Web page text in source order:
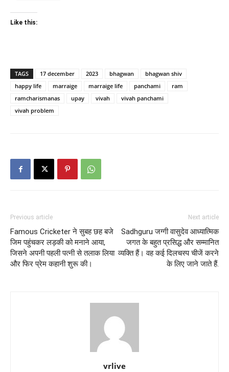
Like this:
TAGS 17 december 2023 bhagwan
bhagwan shiv
happy life
marraige marraige life panchami
ram
ramcharismanas
upay vivah
vivah panchami
vivah problem
Previous article
Famous Cricketer ने सुबह छह बजे
जिम पहुंचकर लड़की को मनाने आया,
जिसने अपनी पहली पत्नी से तलाक लिया
और फिर प्रेम कहानी शुरू की।
Next article
Sadhguru जग्गी वासुदेव आध्यात्मिक
जगत के बहुत प्रसिद्ध और सम्मानित
व्यक्ति हैं। वह कई दिलचस्प चीजें करने
के लिए जाने जाते हैं.
vrlive